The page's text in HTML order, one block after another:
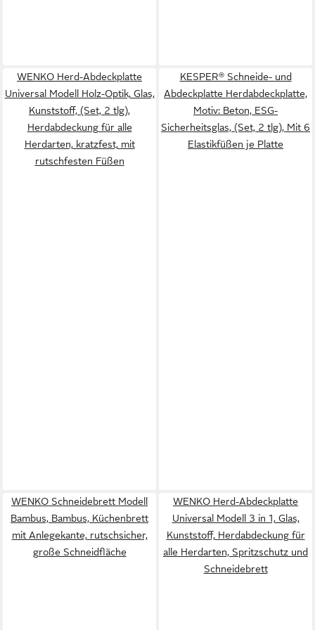
WENKO Herd-Abdeckplatte
Universal Modell Holz-Optik, Glas,
Kunststoff, (Set, 2 tlg),
Herdabdeckung für alle
Herdarten, kratzfest, mit
rutschfesten Füßen
KESPER® Schneide- und
Abdeckplatte Herdabdeckplatte,
Motiv: Beton, ESG-
Sicherheitsglas, (Set, 2 tlg), Mit 6
Elastikfüßen je Platte
WENKO Schneidebrett Modell
Bambus, Bambus, Küchenbrett
mit Anlegekante, rutschsicher,
große Schneidfläche
WENKO Herd-Abdeckplatte
Universal Modell 3 in 1, Glas,
Kunststoff, Herdabdeckung für
alle Herdarten, Spritzschutz und
Schneidebrett